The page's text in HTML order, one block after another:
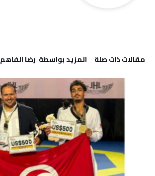
‫مقالات ذات صلة‬ ‫‫المزيد بواسطة‬ ‬ رضا الفاهم